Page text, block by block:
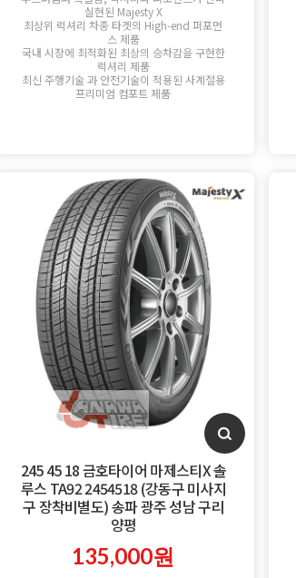
실현된 Majesty X
최상위 럭셔리 차종 타겟의 High-end 퍼포먼
스 제품
국내 시장에 최적화된 최상의 승차감을 구현한
럭셔리 제품
최신 주행기술 과 안전기술이 적용된 사계절용
프리미엄 컴포트 제품
245 45 18 금호타이어 마제스티X 솔
루스 TA92 2454518 (강동구 미사지
구 장착비별도) 송파 광주 성남 구리
양평
135,000원